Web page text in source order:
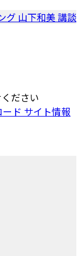
グ 山下和美講談
ださい
ド サイト情報